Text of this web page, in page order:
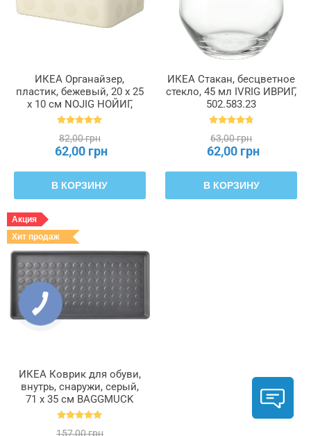
ИКЕА Органайзер,
пластик, бежевый, 20 x 25
x 10 см NOJIG НОЙИГ,
204.681.05
82,00 грн
62,00 грн
В КОРЗИНУ
ИКЕА Стакан, бесцветное
стекло, 45 мл IVRIG ИВРИГ,
502.583.23
63,00 грн
62,00 грн
В КОРЗИНУ
Акция
Хит продаж
ИКЕА Коврик для обуви,
внутрь, снаружи, серый,
71 x 35 см BAGGMUCK
БАГГМУКК, 603.297.11
157,00 грн